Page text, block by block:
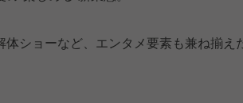
ショーなど、エンタメ要素も兼ね揃え